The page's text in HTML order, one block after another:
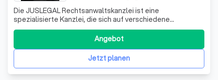
Die JUSLEGAL Rechtsanwaltskanzlei ist eine
spezialisierte Kanzlei, die sich auf verschiedene
Rechtsgebiete des Wirtschaftsrechts konzentriert.
Unsere Expertise umfasst das gesamt Wirtschaftsrecht
mit den angrenzenden Rechtsgebieten, Arbeitsrecht,
Bank- und Kapitalmarktrecht sowie Medizinrecht. Wir v
Jetzt planen
Angebot